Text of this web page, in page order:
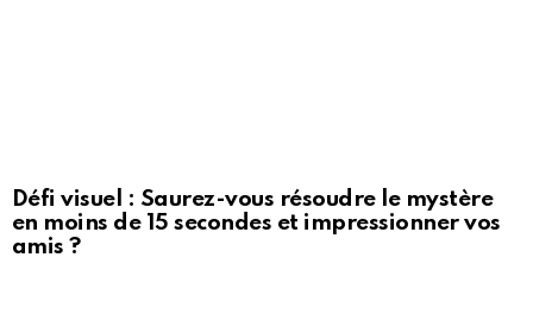
Défi visuel : Saurez-vous résoudre le mystère
en moins de 15 secondes et impressionner vos
amis ?